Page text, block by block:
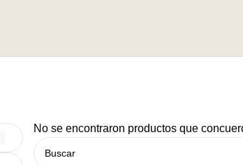
No se encontraron productos que